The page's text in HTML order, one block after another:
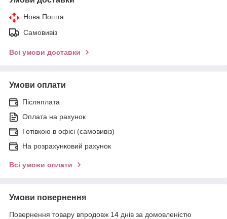
Нова Пошта
Самовивіз
Всі умови доставки
Умови оплати
Післяплата
Оплата на рахунок
Готівкою в офісі (самовивіз)
На розрахунковий рахунок
Всі умови оплати
Умови повернення
Повернення товару впродовж 14 днів за домовленістю